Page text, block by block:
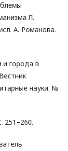
Л.
А. Романова.
города в
науки. №
251–260.